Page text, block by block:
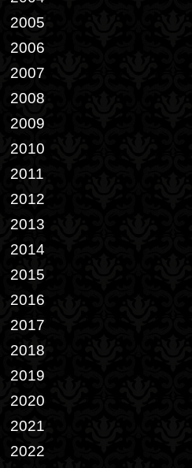
2005
2006
2007
2008
2009
2010
2011
2012
2013
2014
2015
2016
2017
2018
2019
2020
2021
2022